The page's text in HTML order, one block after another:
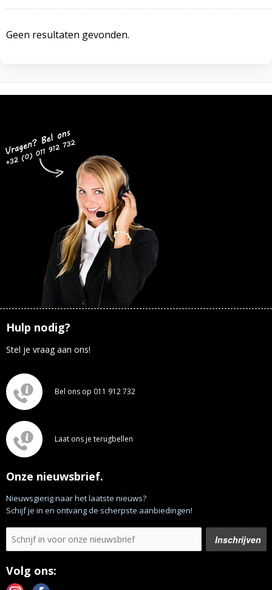
Geen resultaten gevonden.
Hulp nodig?
Stel je vraag aan ons!
Bel ons op 011 912 732
Laat ons je terugbellen
Onze nieuwsbrief.
Nieuwsgierig naar het laatste nieuws?
Schijf je in en ontvang de scherpste aanbiedingen!
Volg ons: